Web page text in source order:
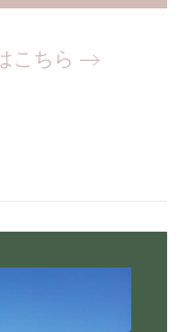
こちら